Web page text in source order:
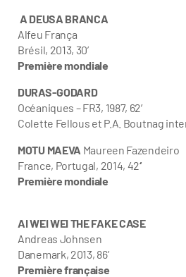
A DEUSA BRANCA
Alfeu França
Brésil, 2013, 30’
Première mondiale
DURAS-GODARD
Océaniques – FR3, 1987, 62′
Colette Fellous et P.A. Boutnag
MOTU MAEVA Maureen Fazendeiro
France, Portugal, 2014, 42‘
Première mondiale
AI WEI WEI THE FAKE CASE
Andreas Johnsen
Danemark, 2013, 86’
Première française